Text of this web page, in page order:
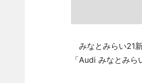
みなとみらい21
「Audi みなとみら